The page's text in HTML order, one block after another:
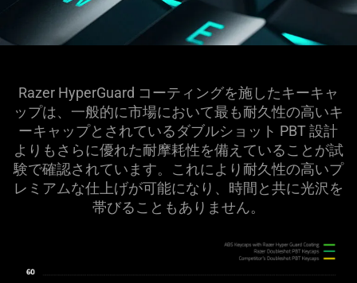
Razer HyperGuard コーティングを施したキーキャ
ップは、一般的に市場において最も耐久性の高いキ
ーキャップとされているダブルショット PBT 設計
よりもさらに優れた耐摩耗性を備えていることが試
験で確認されています。これにより耐久性の高いプ
レミアムな仕上げが可能になり、時間と共に光沢を
帯びることもありません。